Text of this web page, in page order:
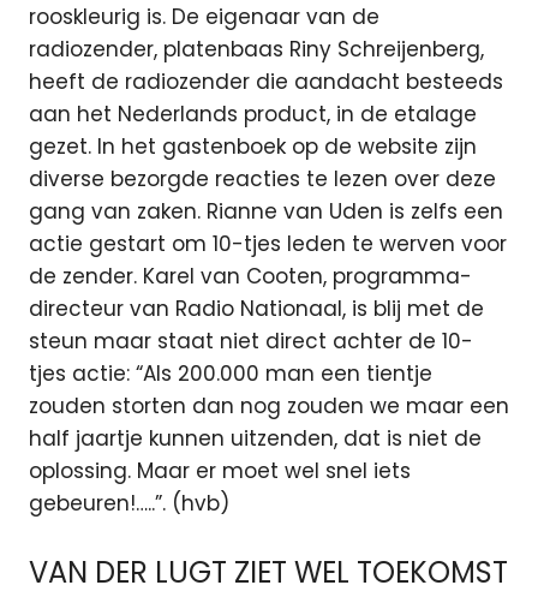
rooskleurig is. De eigenaar van de
radiozender, platenbaas Riny Schreijenberg,
heeft de radiozender die aandacht besteeds
aan het Nederlands product, in de etalage
gezet. In het gastenboek op de website zijn
diverse bezorgde reacties te lezen over deze
gang van zaken. Rianne van Uden is zelfs een
actie gestart om 10-tjes leden te werven voor
de zender. Karel van Cooten, programma-
directeur van Radio Nationaal, is blij met de
steun maar staat niet direct achter de 10-
tjes actie: “Als 200.000 man een tientje
zouden storten dan nog zouden we maar een
half jaartje kunnen uitzenden, dat is niet de
oplossing. Maar er moet wel snel iets
gebeuren!…..”. (hvb)
VAN DER LUGT ZIET WEL TOEKOMST